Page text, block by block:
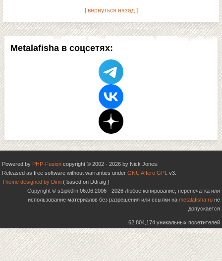
Metalafisha в соцсетях:
[ вернуться назад ]
Powered by PHP-Fusion copyright © 2002 - 2026 by Nick Jones.
Released as free software without warranties under GNU Affero GPL v3.
Theme designed by Dimi ( based on Ddraig )
Copyright © s1ipk0rn 06.06.2006 - 2026 Любое копирование, перепечатка или
использование материалов без разрешения или ссылки на metalafisha.ru не
допускается
62,804,174 уникальных посетителей